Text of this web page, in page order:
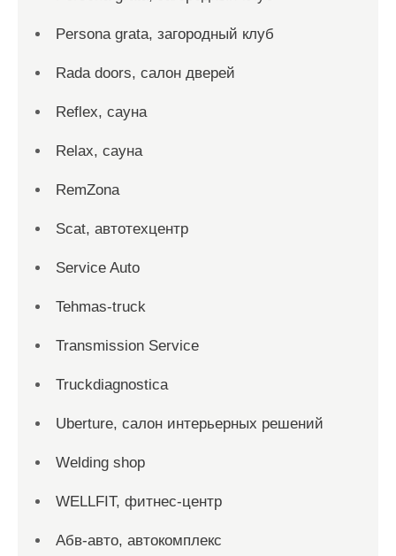
Persona grata, загородный клуб
Rada doors, салон дверей
Reflex, сауна
Relax, сауна
RemZona
Scat, автотехцентр
Service Auto
Tehmas-truck
Transmission Service
Truckdiagnostica
Uberture, салон интерьерных решений
Welding shop
WELLFIT, фитнес-центр
Абв-авто, автокомплекс